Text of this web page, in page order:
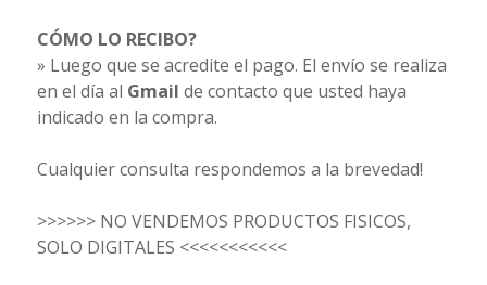
CÓMO LO RECIBO?
» Luego que se acredite el pago. El envío se realiza
en el día al Gmail de contacto que usted haya
indicado en la compra.
Cualquier consulta respondemos a la brevedad!
>>>>>> NO VENDEMOS PRODUCTOS FISICOS,
SOLO DIGITALES <<<<<<<<<<<